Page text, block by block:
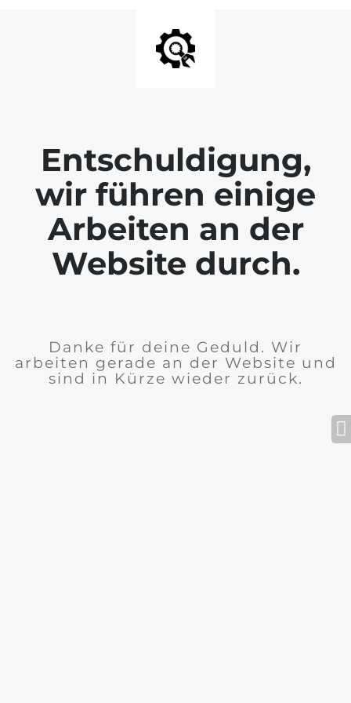
Entschuldigung,
wir führen einige
Arbeiten an der
Website durch.
Danke für deine Geduld. Wir
arbeiten gerade an der Website und
sind in Kürze wieder zurück.